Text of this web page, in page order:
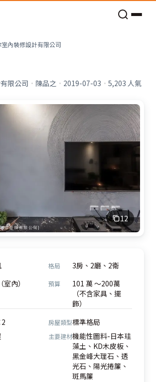
內裝修設計有限公司
限公司 · 陳品之 · 2019-07-03 · 5,203 人氣
12
格局 3房、2廳、2衛
內） 預算
101 萬 ～200萬
（不含家具、擺
飾）
房屋類型標準格局
主要建材機能性圖料-日本珪
藻土、KD木皮板、
黑金峰大理石、透
光石、陽光捲簾、
斑馬簾